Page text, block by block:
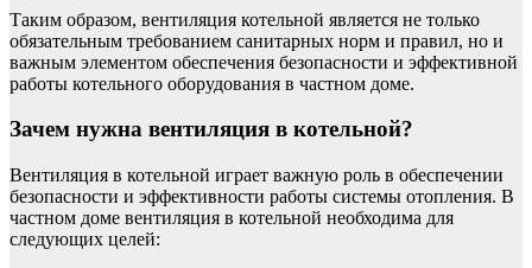
Таким образом, вентиляция котельной является не только
обязательным требованием санитарных норм и правил, но и
важным элементом обеспечения безопасности и эффективной
работы котельного оборудования в частном доме.
Зачем нужна вентиляция в котельной?
Вентиляция в котельной играет важную роль в обеспечении
безопасности и эффективности работы системы отопления. В
частном доме вентиляция в котельной необходима для
следующих целей: